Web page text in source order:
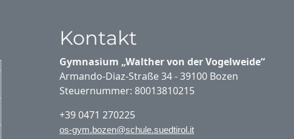
Kontakt
Gymnasium „Walther von der Vogelweide“
Armando-Diaz-Straße 34 - 39100 Bozen
Steuernummer: 80013810215
+39 0471 270225
os-gym.bozen@schule.suedtirol.it